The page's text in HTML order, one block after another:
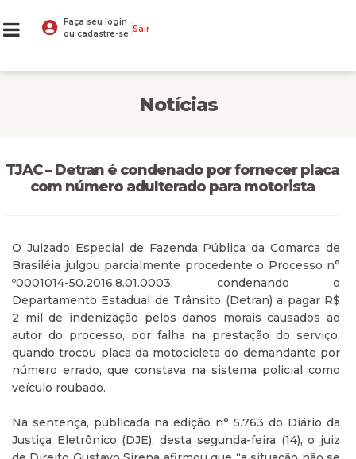
Faça seu login
ou cadastre-se. Sair
Notícias
TJAC – Detran é condenado por fornecer placa
com número adulterado para motorista
O Juizado Especial de Fazenda Pública da Comarca de
Brasiléia julgou parcialmente procedente o Processo n°
º0001014-50.2016.8.01.0003, condenando o
Departamento Estadual de Trânsito (Detran) a pagar R$
2 mil de indenização pelos danos morais causados ao
autor do processo, por falha na prestação do serviço,
quando trocou placa da motocicleta do demandante por
número errado, que constava na sistema policial como
veículo roubado.
Na sentença, publicada na edição n° 5.763 do Diário da
Justiça Eletrônico (DJE), desta segunda-feira (14), o juiz